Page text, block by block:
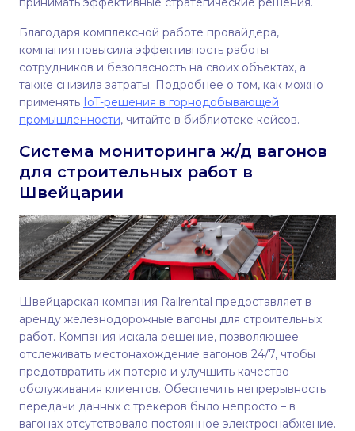
Благодаря комплексной работе провайдера,
компания повысила эффективность работы
сотрудников и безопасность на своих объектах, а
также снизила затраты. Подробнее о том, как можно
применять IoT-решения в горнодобывающей
промышленности, читайте в библиотеке кейсов.
Система мониторинга ж/д вагонов
для строительных работ в
Швейцарии
Швейцарская компания Railrental предоставляет в
аренду железнодорожные вагоны для строительных
работ. Компания искала решение, позволяющее
отслеживать местонахождение вагонов 24/7, чтобы
предотвратить их потерю и улучшить качество
обслуживания клиентов. Обеспечить непрерывность
передачи данных с трекеров было непросто – в
вагонах отсутствовало постоянное электроснабжение.